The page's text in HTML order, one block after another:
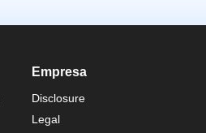
Empresa
Disclosure
Legal